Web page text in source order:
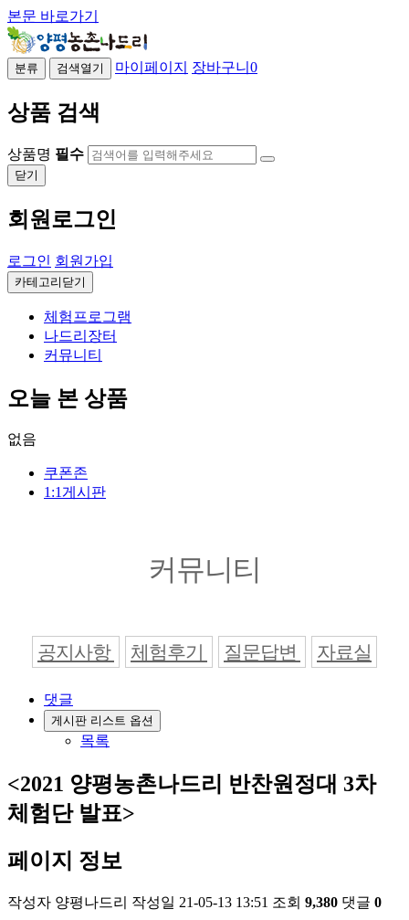
본문 바로가기
분류 검색열기 마이페이지 장바구니 0
상품 검색
상품명 필수
닫기
회원로그인
로그인 회원가입
카테고리닫기
체험프로그램
나드리장터
커뮤니티
오늘 본 상품
없음
쿠폰존
1:1게시판
커뮤니티
공지사항 체험후기 질문답변 자료실
댓글
게시판 리스트 옵션
목록
<2021 양평농촌나드리 반찬원정대 3차
체험단 발표>
페이지 정보
작성자 양평나드리 작성일 21-05-13 13:51 조회 9,380 댓글 0